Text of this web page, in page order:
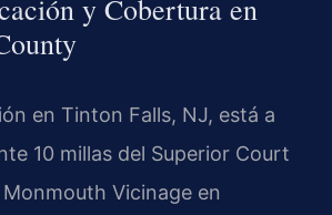
y Cobertura en
en Tinton Falls, NJ, está a
10 millas del Superior Court
Vicinage en